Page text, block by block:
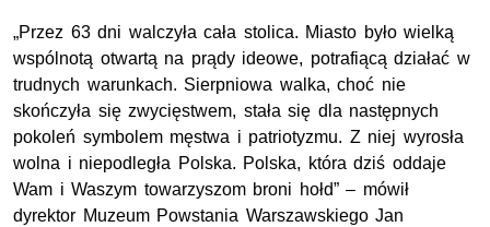
„Przez 63 dni walczyła cała stolica. Miasto było wielką
wspólnotą otwartą na prądy ideowe, potrafiącą działać w
trudnych warunkach. Sierpniowa walka, choć nie
skończyła się zwycięstwem, stała się dla następnych
pokoleń symbolem męstwa i patriotyzmu. Z niej wyrosła
wolna i niepodległa Polska. Polska, która dziś oddaje
Wam i Waszym towarzyszom broni hołd” – mówił
dyrektor Muzeum Powstania Warszawskiego Jan